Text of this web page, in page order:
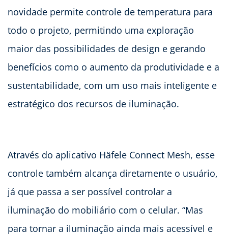
novidade permite controle de temperatura para
todo o projeto, permitindo uma exploração
maior das possibilidades de design e gerando
benefícios como o aumento da produtividade e a
sustentabilidade, com um uso mais inteligente e
estratégico dos recursos de iluminação.
Através do aplicativo Häfele Connect Mesh, esse
controle também alcança diretamente o usuário,
já que passa a ser possível controlar a
iluminação do mobiliário com o celular. “Mas
para tornar a iluminação ainda mais acessível e